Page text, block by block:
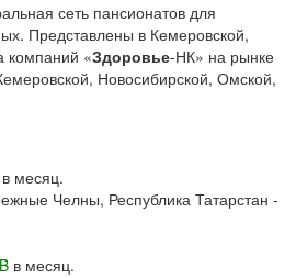
сеть пансионатов для
Представлены в Кемеровской,
компаний «Здоровье-НК» на рынке
Новосибирской, Омской,
в месяц.
Челны, Республика Татарстан -
в месяц.